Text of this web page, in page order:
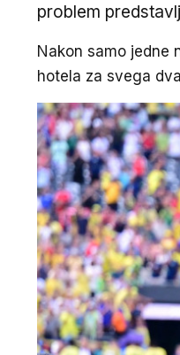
problem
Nakon samo jedne
hotela za svega